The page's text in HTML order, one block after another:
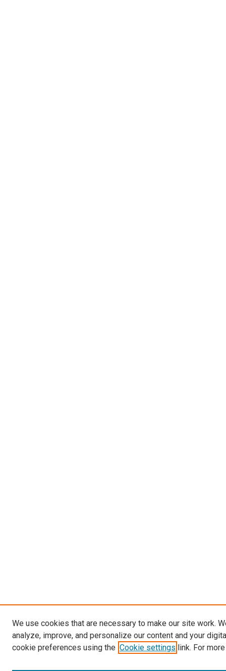
We use cookies that are necessary to make our site work.
analyze, improve, and personalize our content and your
cookie preferences using the Cookie settings link. For